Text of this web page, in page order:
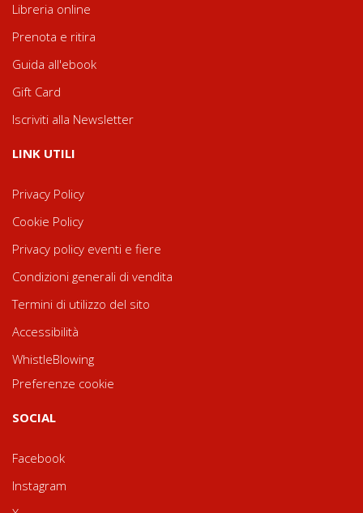
Libreria online
Prenota e ritira
Guida all'ebook
Gift Card
Iscriviti alla Newsletter
LINK UTILI
Privacy Policy
Cookie Policy
Privacy policy eventi e fiere
Condizioni generali di vendita
Termini di utilizzo del sito
Accessibilità
WhistleBlowing
Preferenze cookie
SOCIAL
Facebook
Instagram